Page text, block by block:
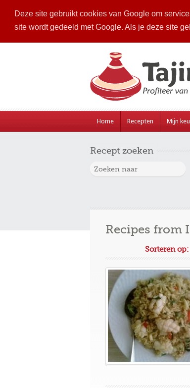
Deze site gebruikt cookies van Google om
site wordt gedeeld met Google. Als je deze site
Home Recepten Mijn
Recept zoeken
Recipes from
Sorteren op: